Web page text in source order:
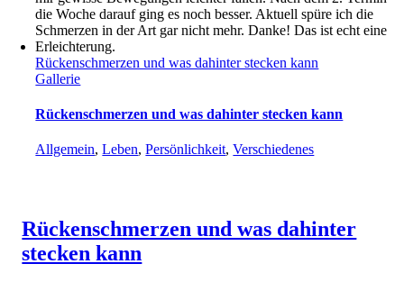
Rückenschmerzen und was dahinter stecken kann
Gallerie
Rückenschmerzen und was dahinter stecken kann
Allgemein,Leben,Persönlichkeit,Verschiedenes
Rückenschmerzen und was dahinter
stecken kann